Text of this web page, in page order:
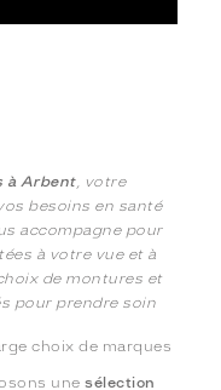
à Arbent, votre
besoins en santé
accompagne pour
à votre vue et à
de montures et
pour prendre soin
choix de marques
unesélection